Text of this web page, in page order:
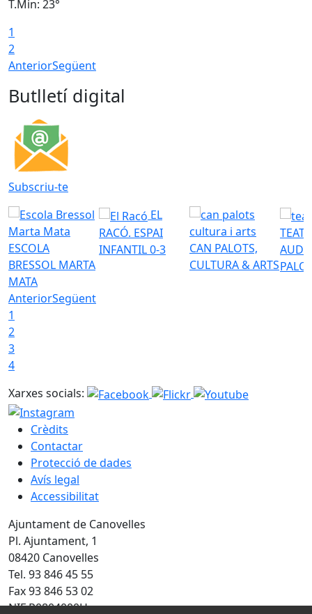
T.Min: 23°
1
2
AnteriorSegüent
Butlletí digital
Subscriu-te
ESCOLA
BRESSOL MARTA
MATA
EL
RACÓ. ESPAI
INFANTIL 0-3
CAN PALOTS,
CULTURA & ARTS
AnteriorSegüent
1
2
3
4
Xarxes socials:
Crèdits
Contactar
Protecció de dades
Avís legal
Accessibilitat
Ajuntament de Canovelles
Pl. Ajuntament, 1
08420 Canovelles
Tel. 93 846 45 55
Fax 93 846 53 02
NIF P0804000H